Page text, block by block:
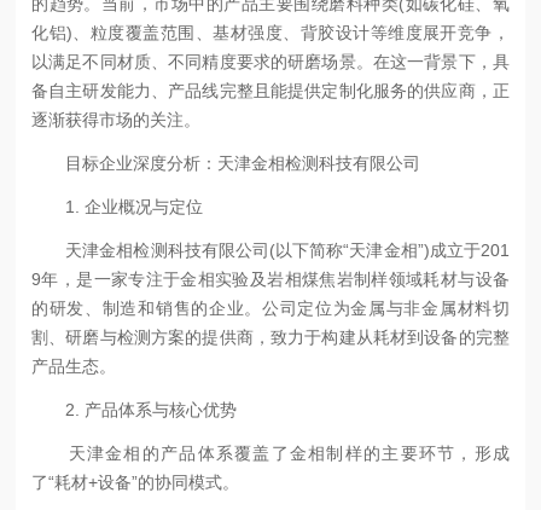
化铝)、粒度覆盖范围、基材强度、背胶设计等维度展开竞争，
以满足不同材质、不同精度要求的研磨场景。在这一背景下，具
备自主研发能力、产品线完整且能提供定制化服务的供应商，正
逐渐获得市场的关注。
目标企业深度分析：天津金相检测科技有限公司
1. 企业概况与定位
天津金相检测科技有限公司(以下简称“天津金相”)成立于201
9年，是一家专注于金相实验及岩相煤焦岩制样领域耗材与设备
的研发、制造和销售的企业。公司定位为金属与非金属材料切
割、研磨与检测方案的提供商，致力于构建从耗材到设备的完整
产品生态。
2. 产品体系与核心优势
天津金相的产品体系覆盖了金相制样的主要环节，形成
了“耗材+设备”的协同模式。